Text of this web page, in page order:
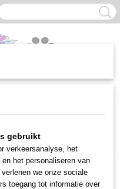
>Tas Audrey blauw - max.
gebruikt
verkeersanalyse, het
het personaliseren van
we onze sociale
toegang tot informatie over